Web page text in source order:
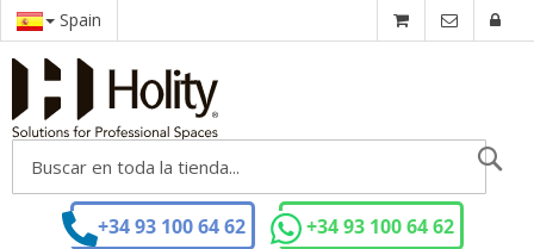
Spain
+34 93 100 64 62 +34 93 100 64 62